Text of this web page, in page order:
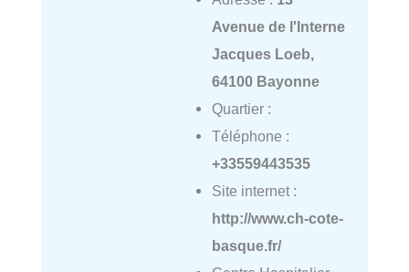
Avenue de l'Interne
Jacques Loeb,
64100 Bayonne
Quartier :
Téléphone :
+33559443535
Site internet :
http://www.ch-cote-
basque.fr/